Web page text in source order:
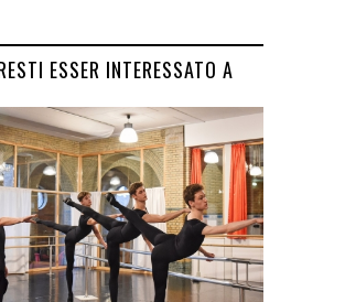
ESSER INTERESSATO A